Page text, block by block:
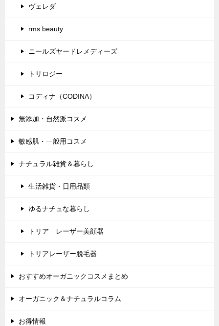
ヴェレダ
rms beauty
ニールズヤードレメディーズ
トリロジー
コディナ（CODINA）
無添加・自然派コスメ
敏感肌・一般用コスメ
ナチュラル雑貨＆暮らし
生活雑貨・日用品類
ゆるナチュな暮らし
トリア レーザー美顔器
トリアレーザー脱毛器
おすすめオーガニックコスメまとめ
オーガニック＆ナチュラルコラム
お得情報